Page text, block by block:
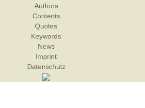
Authors
Contents
Quotes
Keywords
News
Imprint
Datenschutz